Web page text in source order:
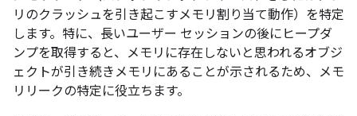
リのクラッシュを引き起こすメモリ割り当て動作）を特定
します。特に、長いユーザー セッションの後にヒープダ
ンプを取得すると、メモリに存在しないと思われるオブジ
ェクトが引き続きメモリにあることが示されるため、メモ
リリークの特定に役立ちます。